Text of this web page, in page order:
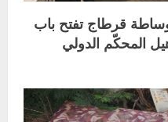
قرطاج تفتح باب
المحكّم الدولي